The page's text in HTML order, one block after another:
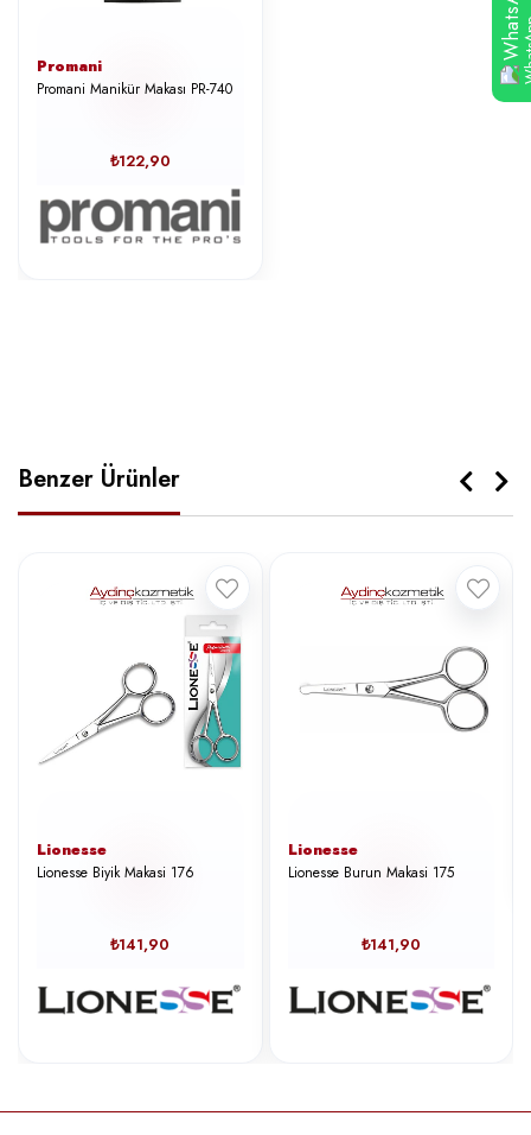
Promani
Promani Manikür Makası PR-740
₺122,90
Benzer Ürünler
Lionesse
Lionesse Biyik Makasi 176
₺141,90
Lionesse
Lionesse Burun Makasi 175
₺141,90